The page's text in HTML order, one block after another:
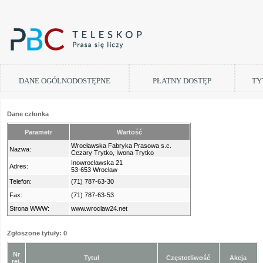
DANE OGÓLNODOSTĘPNE PŁATNY DOSTĘP
Dane członka
Parametr Wartość
Nazwa:
Wrocławska Fabryka Prasowa s.c.
Cezary Trytko, Iwona Trytko
Adres:
Inowrocławska 21
53-653 Wrocław
Telefon:
(71) 787-63-30
Fax:
(71) 787-63-53
Strona WWW:
www.wroclaw24.net
Zgłoszone tytuły: 0
Nr
rej.
Tytuł Częstotliwość Akcja